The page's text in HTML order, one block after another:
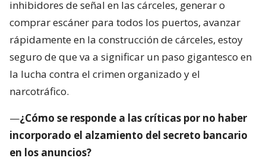
inhibidores de señal en las cárceles, generar o
comprar escáner para todos los puertos, avanzar
rápidamente en la construcción de cárceles, estoy
seguro de que va a significar un paso gigantesco en
la lucha contra el crimen organizado y el
narcotráfico.
—¿Cómo se responde a las críticas por no haber
incorporado el alzamiento del secreto bancario
en los anuncios?